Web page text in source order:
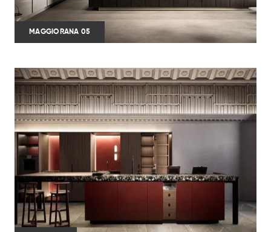
MAGGIORANA 05